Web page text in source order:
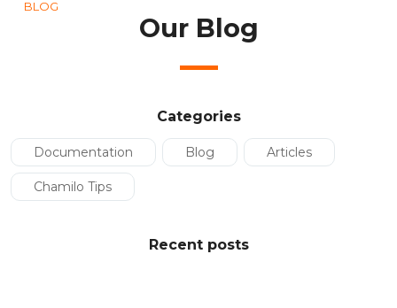
BLOG
Our Blog
Categories
Documentation Blog Articles
Chamilo Tips
Recent posts